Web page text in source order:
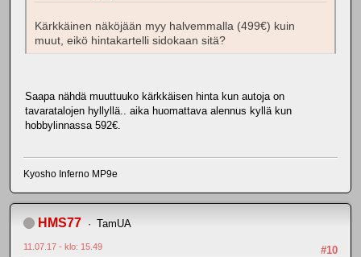
Kärkkäinen näköjään myy halvemmalla (499€) kuin
muut, eikö hintakartelli sidokaan sitä?
Saapa nähdä muuttuuko kärkkäisen hinta kun autoja on
tavaratalojen hyllyllä.. aika huomattava alennus kyllä kun
hobbylinnassa 592€.
Kyosho Inferno MP9e
HMS77 TamUA
#10
11.07.17 - klo: 15.49